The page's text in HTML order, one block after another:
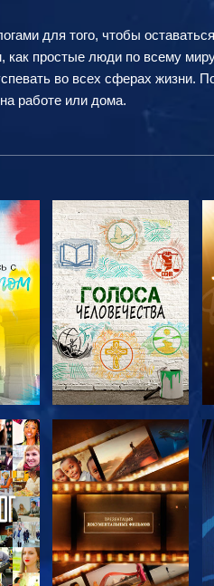
для того, чтобы
простые люди по всему
во всех сферах жизни.
работе или дома.
СМОТРЕТЬ
ПЕРЕДАЧИ